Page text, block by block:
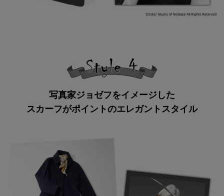
写真家ジョゼフをイメージした
スカーフがポイントのエレガントスタイル